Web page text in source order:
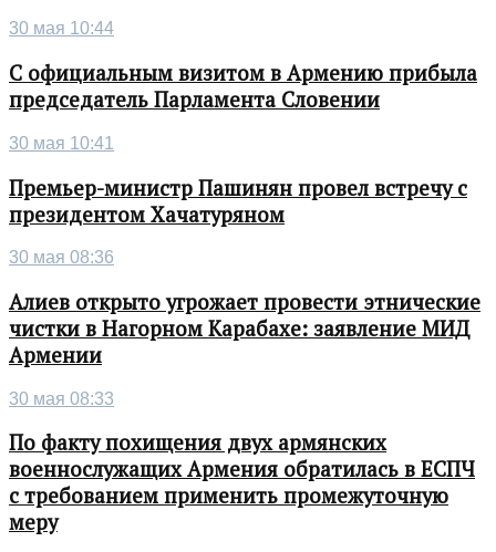
30 мая 10:44
С официальным визитом в Армению прибыла
председатель Парламента Словении
30 мая 10:41
Премьер-министр Пашинян провел встречу с
президентом Хачатуряном
30 мая 08:36
Алиев открыто угрожает провести этнические
чистки в Нагорном Карабахе: заявление МИД
Армении
30 мая 08:33
По факту похищения двух армянских
военнослужащих Армения обратилась в ЕСПЧ
с требованием применить промежуточную
меру